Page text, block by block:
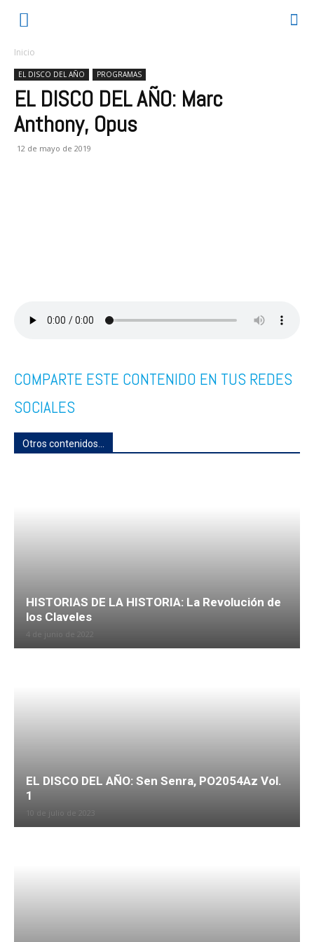
Inicio
EL DISCO DEL AÑO PROGRAMAS
EL DISCO DEL AÑO: Marc
Anthony, Opus
12 de mayo de 2019
COMPARTE ESTE CONTENIDO EN TUS REDES
SOCIALES
Otros contenidos...
HISTORIAS DE LA HISTORIA: La Revolución de
los Claveles
EL DISCO DEL AÑO: Sen Senra, PO2054Az Vol.
1
10 de julio de 2023